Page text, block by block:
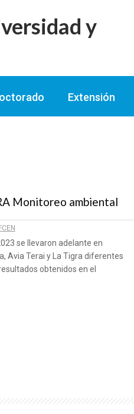
y
Extensión
Monitoreo ambiental
se llevaron adelante en
Avia Terai y La Tigra diferentes
obtenidos en el